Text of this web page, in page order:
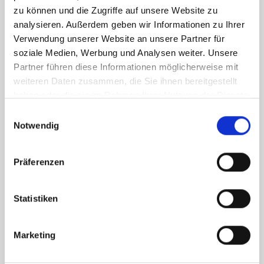
zu können und die Zugriffe auf unsere Website zu
analysieren. Außerdem geben wir Informationen zu Ihrer
Verwendung unserer Website an unsere Partner für
soziale Medien, Werbung und Analysen weiter. Unsere
Partner führen diese Informationen möglicherweise mit
weiteren Daten zusammen, die Sie ihnen bereitgestellt
Notwendig
Präferenzen
Statistiken
Marketing